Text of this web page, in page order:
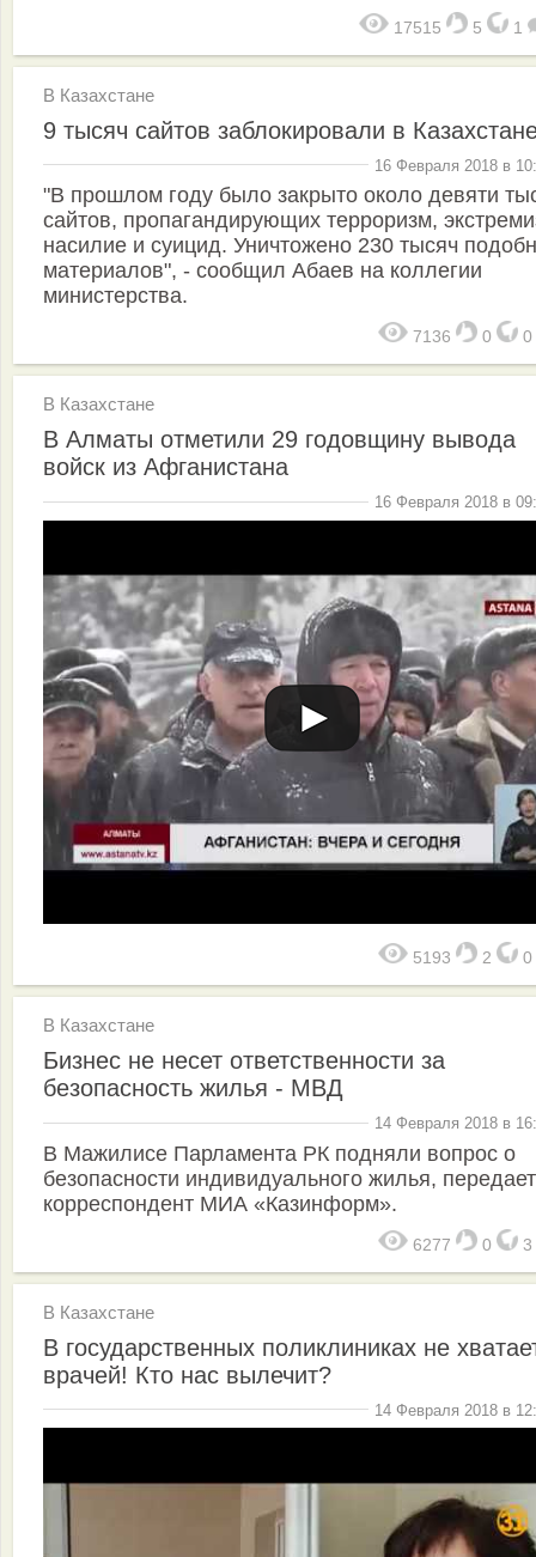
17515 5 1
В Казахстане
9 тысяч сайтов заблокировали в
16 Февраля 2018 в
"В прошлом году было закрыто около девяти
сайтов, пропагандирующих терроризм,
насилие и суицид. Уничтожено 230 тысяч
материалов", - сообщил Абаев на коллегии
министерства.
7136 0 0
В Казахстане
В Алматы отметили 29 годовщину вывода
войск из Афганистана
16 Февраля 2018 в
5193 2 0
В Казахстане
Бизнес не несет ответственности за
безопасность жилья - МВД
14 Февраля 2018 в
В Мажилисе Парламента РК подняли вопрос о
безопасности индивидуального жилья, передает
корреспондент МИА «Казинформ».
6277 0 3
В Казахстане
В государственных поликлиниках не
врачей! Кто нас вылечит?
14 Февраля 2018 в